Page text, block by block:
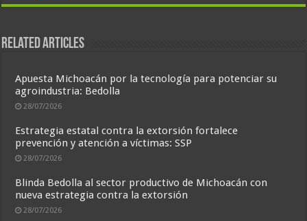
Related Articles
Apuesta Michoacán por la tecnología para potenciar su
agroindustria: Bedolla
28/07/2026
Estrategia estatal contra la extorsión fortalece
prevención y atención a víctimas: SSP
28/07/2026
Blinda Bedolla al sector productivo de Michoacán con
nueva estrategia contra la extorsión
28/07/2026